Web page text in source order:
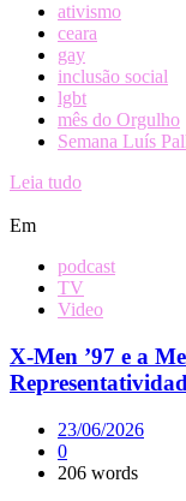
ativismo
ceara
gay
inclusão social
lgbt
mês do Orgulho
Semana Luís
Leia tudo
Em
podcast
TV
Video
X-Men ’97 e a
23/06/2026
0
206 words